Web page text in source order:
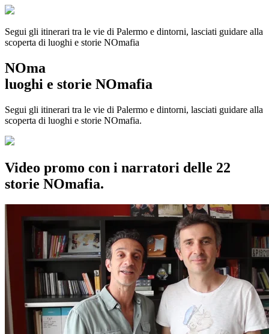
Segui gli itinerari tra le vie di Palermo e dintorni, lasciati guidare alla
scoperta di luoghi e storie NOmafia
NOma
luoghi e storie NOmafia
Segui gli itinerari tra le vie di Palermo e dintorni, lasciati guidare alla
scoperta di luoghi e storie NOmafia.
Video promo con i narratori delle 22
storie NOmafia.